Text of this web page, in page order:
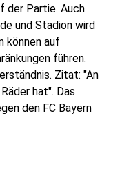
der Partie. Auch
und Stadion wird
können auf
führen.
Zitat: "An
hat". Das
den FC Bayern